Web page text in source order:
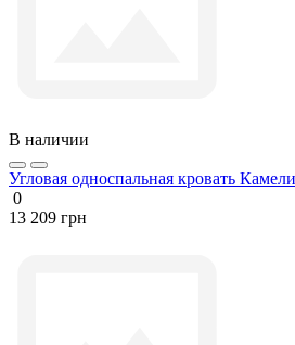
В наличии
Угловая односпальная кровать
0
13 209 грн